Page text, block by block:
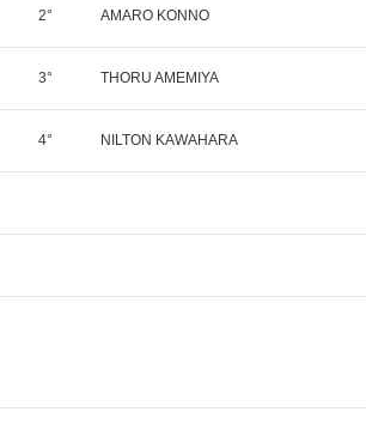
2° AMARO KONNO
3° THORU AMEMIYA
4° NILTON KAWAHARA